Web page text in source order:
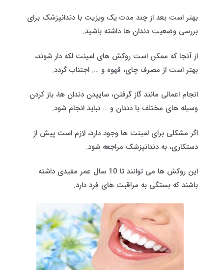
بهتر است بعد از چند مدت یک ویزیت با دندانپزشک برای
بررسی وضعیت دندان ها داشته باشید.
از آنجا که ممکن است روکش های لمینت لکه دار شوند،
بهتر است از مصرف چای، قهوه و …. اجتناب گردد.
انجام اعمالی مانند گاز گرفتن، ساییدن دندان ها، باز کردن
وسیله های مختلف با دندان و … نباید انجام شود.
اگر مشکلی برای لمینت ها وجود دارد، لازم است پیش از
دستکاری، به دندانپزشک مراجعه شود.
این روکش ها می توانند تا 10 سال عمر مفیدی داشته
باشند که بستگی به مراقبت های فرد دارد.